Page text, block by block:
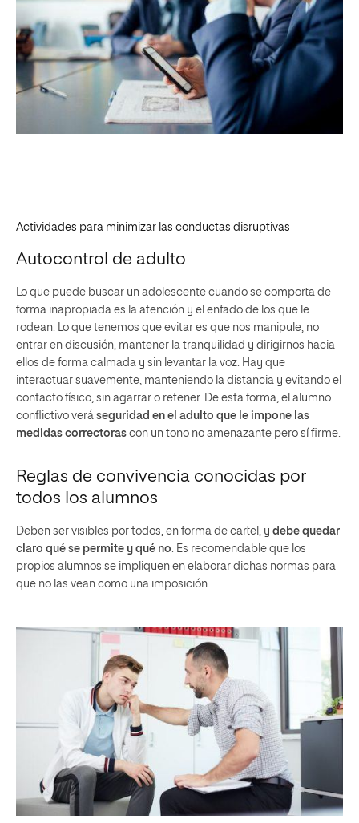
Actividades para minimizar las conductas disruptivas
Autocontrol de adulto
Lo que puede buscar un adolescente cuando se comporta de
forma inapropiada es la atención y el enfado de los que le
rodean. Lo que tenemos que evitar es que nos manipule, no
entrar en discusión, mantener la tranquilidad y dirigirnos hacia
ellos de forma calmada y sin levantar la voz. Hay que
interactuar suavemente, manteniendo la distancia y evitando el
contacto físico, sin agarrar o retener. De esta forma, el alumno
conflictivo verá seguridad en el adulto que le impone las
medidas correctoras con un tono no amenazante pero sí firme.
Reglas de convivencia conocidas por
todos los alumnos
Deben ser visibles por todos, en forma de cartel, y debe quedar
claro qué se permite y qué no. Es recomendable que los
propios alumnos se impliquen en elaborar dichas normas para
que no las vean como una imposición.